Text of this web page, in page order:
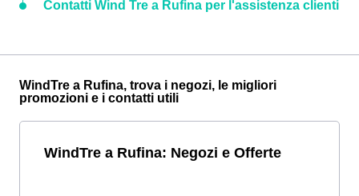
Contatti Wind Tre a Rufina per l'assistenza clienti
WindTre a Rufina, trova i negozi, le migliori
promozioni e i contatti utili
WindTre a Rufina: Negozi e Offerte